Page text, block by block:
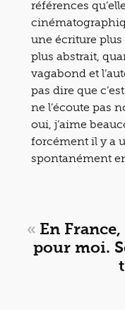
références
une écriture
plus abstrait,
vagabond et
pas dire que
ne l’écoute pas
oui, j’aime
forcément il y a
spontanément
« En
pour moi.